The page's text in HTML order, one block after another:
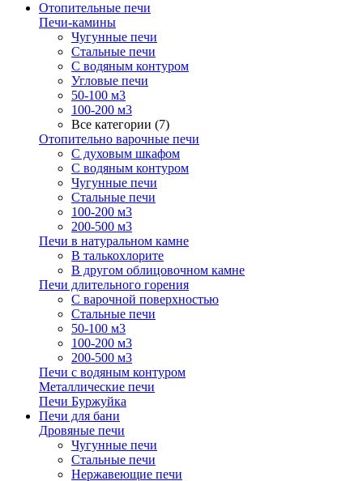
Отопительные печи
Печи-камины
Чугунные печи
Стальные печи
С водяным контуром
Угловые печи
50-100 м3
100-200 м3
Все категории (7)
Отопительно варочные печи
С духовым шкафом
С водяным контуром
Чугунные печи
Стальные печи
100-200 м3
200-500 м3
Печи в натуральном камне
В талькохлорите
В другом облицовочном камне
Печи длительного горения
С варочной поверхностью
Стальные печи
50-100 м3
100-200 м3
200-500 м3
Печи с водяным контуром
Металлические печи
Печи Буржуйка
Печи для бани
Дровяные печи
Чугунные печи
Стальные печи
Нержавеющие печи